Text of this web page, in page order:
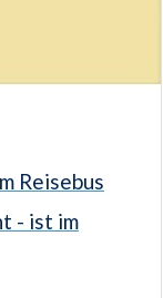
Reisebus
- ist im